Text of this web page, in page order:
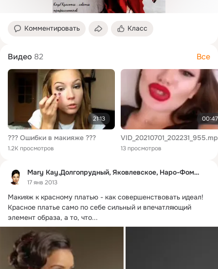
Комментировать Класс
Видео 82 Все
21:13
??? Ошибки в макияже ???
1.2K просмотров
00:47
13 просмотров
Mary Kay,Долгопрудный, Яковлевское, Наро-Фоминск
17 янв 2013
Макияж к красному платью - как совершенствовать идеал!
Красное платье само по себе сильный и впечатляющий
элемент образа, а то, что...